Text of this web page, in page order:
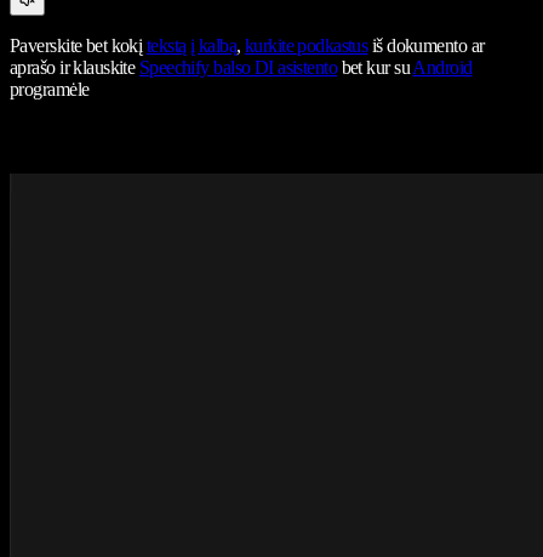
Paverskite bet kokįtekstą į kalbą, kurkite podkastusiš dokumento ar
aprašo ir klauskite Speechify balso DI asistentobet kur suAndroid
programėle